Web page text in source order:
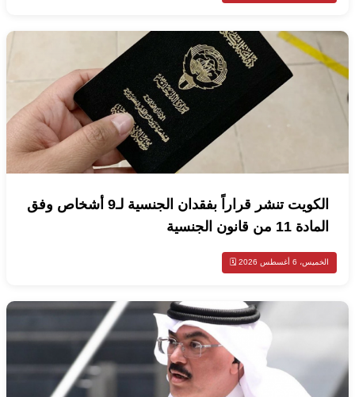
الكويت تنشر قراراً بفقدان الجنسية لـ9 أشخاص وفق
المادة 11 من قانون الجنسية
الخميس، 6 أغسطس 2026 🗓️